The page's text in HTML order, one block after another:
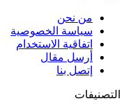
من نحن
سياسة الخصوصية
اتفاقية الاستخدام
أرسل مقال
إتصل بنا
التصنيفات